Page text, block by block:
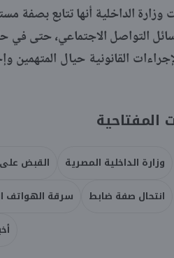
الداخلية أنها تتابع بصفة
التواصل الاجتماعي، حتى في
القانونية حيال المتهمين
المفتاحية
وزارة الداخلية المصرية القبض على 4
انتحال صفة ضابط
سرقة الهواتف